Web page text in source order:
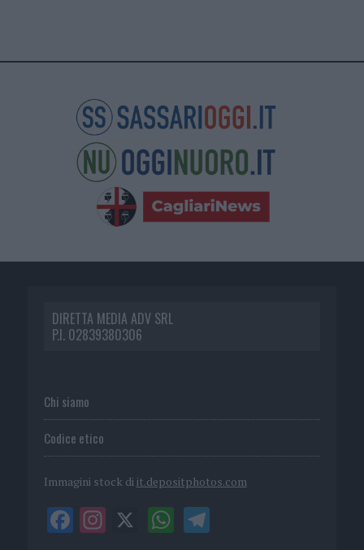
DIRETTA MEDIA ADV SRL
P.I. 02839380306
Chi siamo
Codice etico
Immagini stock di it.depositphotos.com